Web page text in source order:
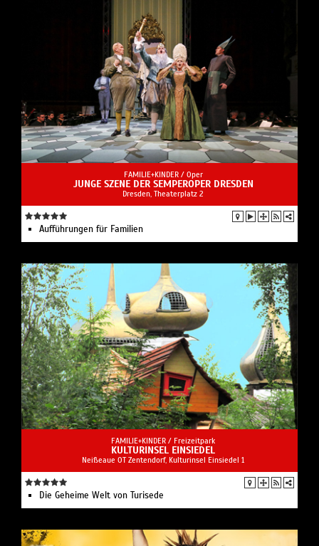
FAMILIE+KINDER / Oper
JUNGE SZENE DER SEMPEROPER DRESDEN
Dresden, Theaterplatz 2
Aufführungen für Familien
FAMILIE+KINDER / Freizeitpark
KULTURINSEL EINSIEDEL
Neißeaue OT Zentendorf, Kulturinsel Einsiedel 1
Die Geheime Welt von Turisede